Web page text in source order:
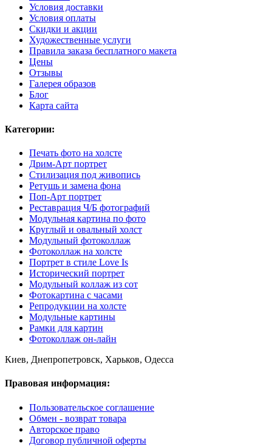
Условия доставки
Условия оплаты
Скидки и акции
Художественные услуги
Правила заказа бесплатного макета
Цены
Отзывы
Галерея образов
Блог
Карта сайта
Категории:
Печать фото на холсте
Дрим-Арт портрет
Стилизация под живопись
Ретушь и замена фона
Поп-Арт портрет
Реставрация Ч/Б фотографий
Модульная картина по фото
Круглый и овальный холст
Модульный фотоколлаж
Фотоколлаж на холсте
Портрет в стиле Love Is
Исторический портрет
Модульный коллаж из сот
Фотокартина с часами
Репродукции на холсте
Модульные картины
Рамки для картин
Фотоколлаж он-лайн
Киев, Днепропетровск, Харьков, Одесса
Правовая информация:
Пользовательское соглашение
Обмен - возврат товара
Авторское право
Договор публичной оферты